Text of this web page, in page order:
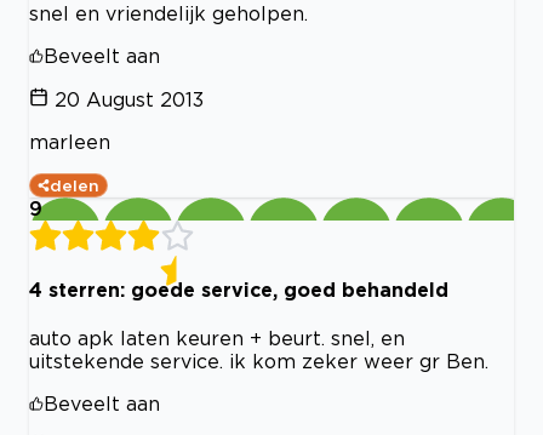
snel en vriendelijk geholpen.
Beveelt aan
20 August 2013
marleen
delen
9
4 sterren: goede service, goed behandeld
auto apk laten keuren + beurt. snel, en
uitstekende service. ik kom zeker weer gr Ben.
Beveelt aan